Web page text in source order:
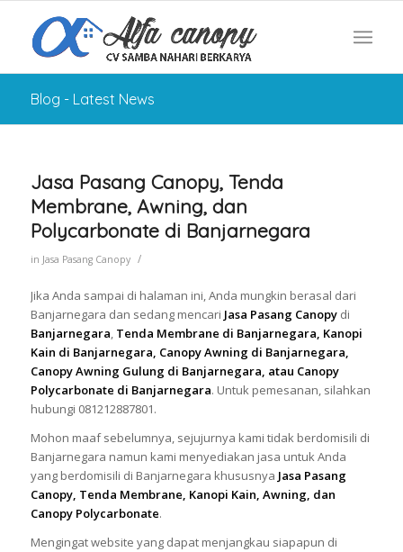
Blog - Latest News
Jasa Pasang Canopy, Tenda
Membrane, Awning, dan
Polycarbonate di Banjarnegara
in Jasa Pasang Canopy /
Jika Anda sampai di halaman ini, Anda mungkin berasal dari
Banjarnegara dan sedang mencari Jasa Pasang Canopy di
Banjarnegara, Tenda Membrane di Banjarnegara, Kanopi
Kain di Banjarnegara, Canopy Awning di Banjarnegara,
Canopy Awning Gulung di Banjarnegara, atau Canopy
Polycarbonate di Banjarnegara. Untuk pemesanan, silahkan
hubungi 081212887801.
Mohon maaf sebelumnya, sejujurnya kami tidak berdomisili di
Banjarnegara namun kami menyediakan jasa untuk Anda
yang berdomisili di Banjarnegara khususnya Jasa Pasang
Canopy, Tenda Membrane, Kanopi Kain, Awning, dan
Canopy Polycarbonate.
Mengingat website yang dapat menjangkau siapapun di